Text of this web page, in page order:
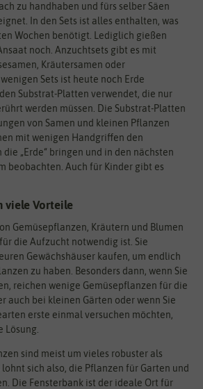
zu handhaben und fürs selber Säen
In den Sets ist alles enthalten, was
Wochen benötigt. Lediglich gießen
noch. Anzuchtsets gibt es mit
Kräutersamen oder
Sets ist heute noch Erde
Substrat-Platten verwendet, die nur
werden müssen. Die Substrat-Platten
von Samen und kleinen Pflanzen
mit wenigen Handgriffen den
„Erde“ bringen und in den nächsten
beobachten. Auch für Kinder gibt es
viele Vorteile
Gemüsepflanzen, Kräutern und Blumen
die Aufzucht notwendig ist. Sie
Gewächshäuser kaufen, um endlich
zu haben. Besonders dann, wenn Sie
reichen wenige Gemüsepflanzen für die
auch bei kleinen Gärten oder wenn Sie
erste einmal versuchen möchten,
Lösung.
sind meist um vieles robuster als
sich also, die Pflanzen für Garten und
Die Fensterbank ist der ideale Ort für